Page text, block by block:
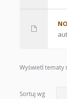
Wyświetl tematy
Sortuj wg